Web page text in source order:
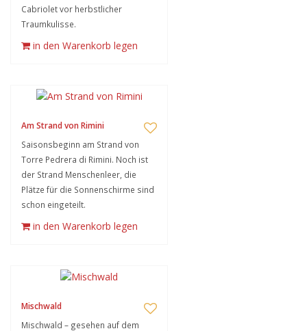
Cabriolet vor herbstlicher
Traumkulisse.
in den Warenkorb legen
Am Strand von Rimini
Saisonsbeginn am Strand von
Torre Pedrera di Rimini. Noch ist
der Strand Menschenleer, die
Plätze für die Sonnenschirme sind
schon eingeteilt.
in den Warenkorb legen
Mischwald
Mischwald – gesehen auf dem